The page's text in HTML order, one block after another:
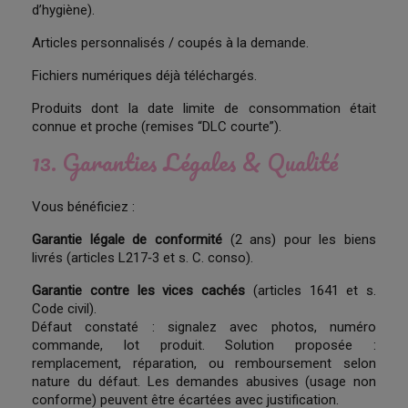
d’hygiène).
Articles personnalisés / coupés à la demande.
Fichiers numériques déjà téléchargés.
Produits dont la date limite de consommation était
connue et proche (remises “DLC courte”).
13. Garanties Légales & Qualité
Vous bénéficiez :
Garantie légale de conformité(2 ans) pour les biens
livrés (articles L217‑3 et s. C. conso).
Garantie contre les vices cachés (articles 1641 et s.
Code civil).
Défaut constaté : signalez avec photos, numéro
commande, lot produit. Solution proposée :
remplacement, réparation, ou remboursement selon
nature du défaut. Les demandes abusives (usage non
conforme) peuvent être écartées avec justification.